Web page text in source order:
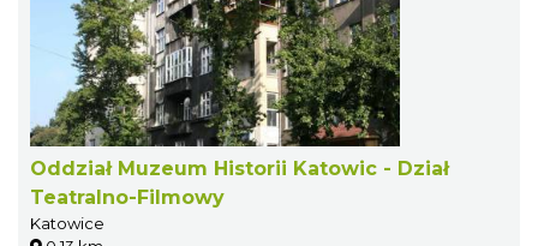
Oddział Muzeum Historii Katowic - Dział
Teatralno-Filmowy
Katowice